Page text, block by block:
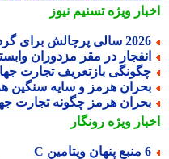
ویژهتسنیم نیوز
سالی پرچالش برای گردشگری آسیا
در مقر مزدوران
بازتعریف تجارت جهانی
هرمز و سایه سنگین
هرمز چگونه تجارت
ویژهرونگار